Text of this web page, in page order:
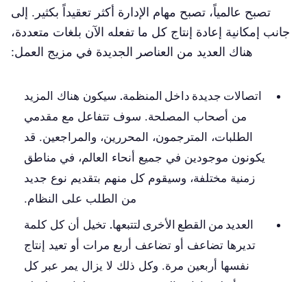
تصبح عالمياً، تصبح مهام الإدارة أكثر تعقيداً بكثير. إلى
جانب إمكانية إعادة إنتاج كل ما تفعله الآن بلغات متعددة،
هناك العديد من العناصر الجديدة في مزيج العمل:
اتصالات جديدة داخل المنظمة.سيكون هناك المزيد
من أصحاب المصلحة. سوف تتفاعل مع مقدمي
الطلبات، المترجمون، المحررين، والمراجعين. قد
يكونون موجودين في جميع أنحاء العالم، في مناطق
زمنية مختلفة، وسيقوم كل منهم بتقديم نوع جديد
من الطلب على النظام.
العديد من القطع الأخرى لتتبعها.تخيل أن كل كلمة
تديرها تضاعف أو تضاعف أربع مرات أو تعيد إنتاج
نفسها أربعين مرة. وكل ذلك لا يزال يمر عبر كل